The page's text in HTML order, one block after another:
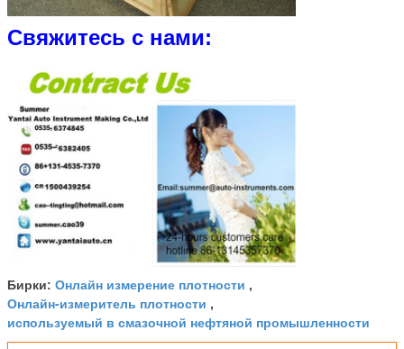
Свяжитесь с нами:
Бирки: Онлайн измерение плотности ,
Онлайн-измеритель плотности ,
используемый в смазочной нефтяной промышленности